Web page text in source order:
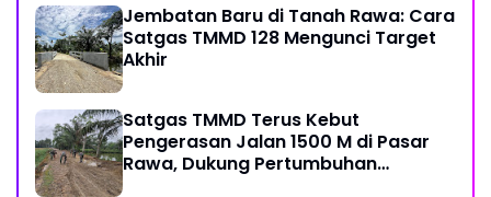
Jembatan Baru di Tanah Rawa: Cara
Satgas TMMD 128 Mengunci Target
Akhir
Satgas TMMD Terus Kebut
Pengerasan Jalan 1500 M di Pasar
Rawa, Dukung Pertumbuhan